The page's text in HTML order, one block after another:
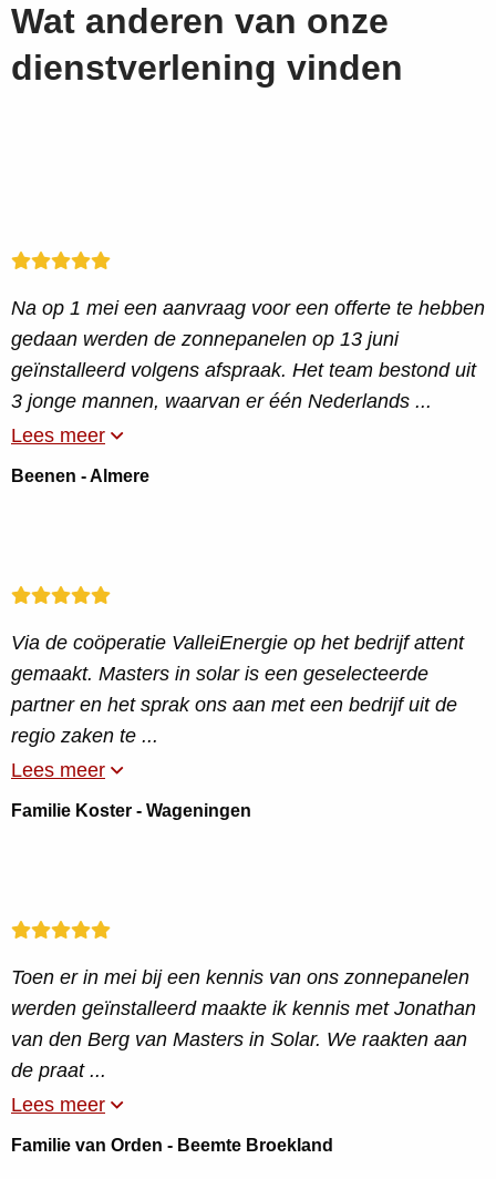
Wat anderen van onze
dienstverlening vinden
Na op 1 mei een aanvraag voor een offerte te hebben
gedaan werden de zonnepanelen op 13 juni
geïnstalleerd volgens afspraak. Het team bestond uit
3 jonge mannen, waarvan er één Nederlands ...
Lees meer
Beenen - Almere
Via de coöperatie ValleiEnergie op het bedrijf attent
gemaakt. Masters in solar is een geselecteerde
partner en het sprak ons aan met een bedrijf uit de
regio zaken te ...
Lees meer
Familie Koster - Wageningen
Toen er in mei bij een kennis van ons zonnepanelen
werden geïnstalleerd maakte ik kennis met Jonathan
van den Berg van Masters in Solar. We raakten aan
de praat ...
Lees meer
Familie van Orden - Beemte Broekland